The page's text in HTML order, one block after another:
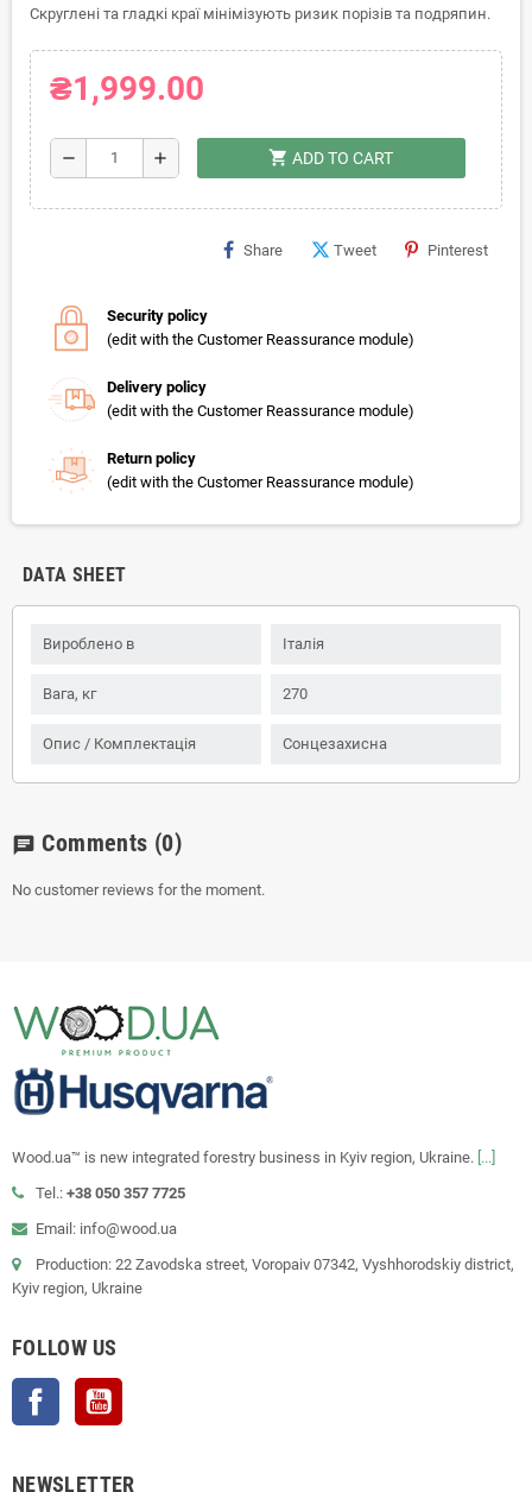
Скруглені та гладкі краї мінімізують ризик порізів та подряпин.
₴1,999.00
remove add shopping_cart ADD TO CART
Share Tweet Pinterest
Security policy
(edit with the Customer Reassurance module)
Delivery policy
(edit with the Customer Reassurance module)
Return policy
(edit with the Customer Reassurance module)
DATA SHEET
Вироблено в Італія
Вага, кг 270
Опис / Комплектація Сонцезахисна
chat Comments (0)
No customer reviews for the moment.
Wood.ua™ is new integrated forestry business in Kyiv region, Ukraine. [...]
Tel.: +38 050 357 7725
Email: info@wood.ua
Production: 22 Zavodska street, Voropaiv 07342, Vyshhorodskiy district,
Kyiv region, Ukraine
FOLLOW US
Facebook
NEWSLETTER